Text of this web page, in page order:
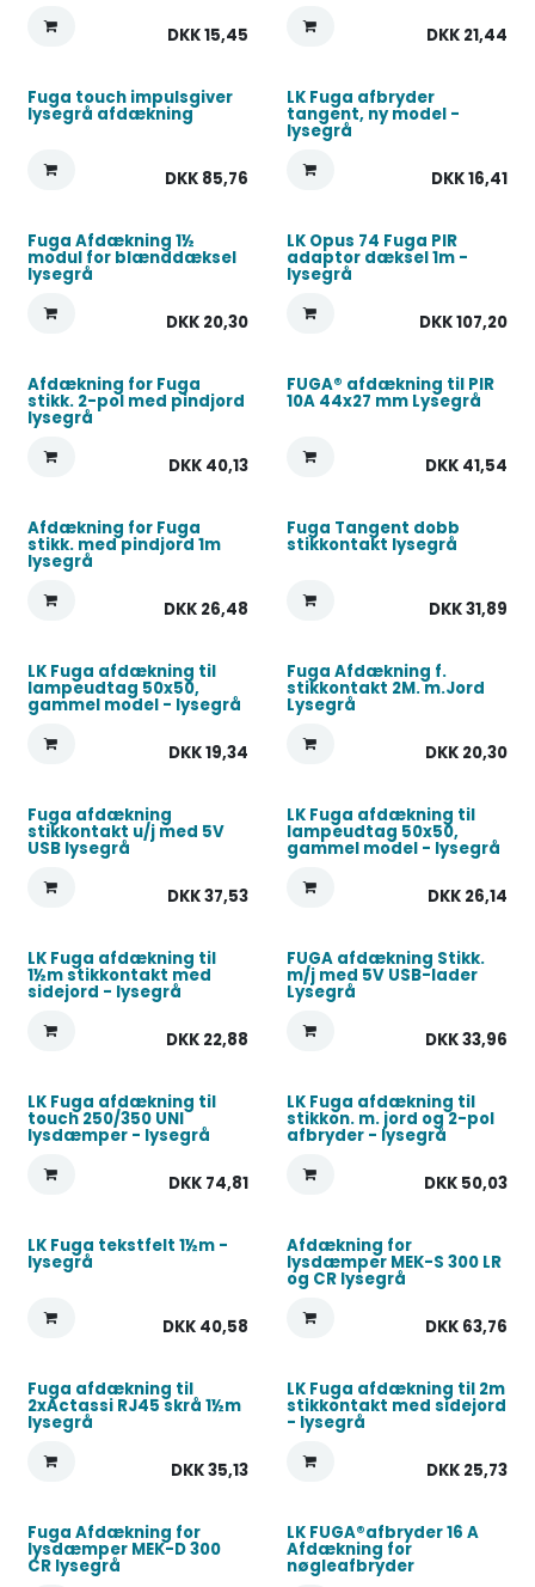
DKK15,45 DKK 21,44
Fuga touch impulsgiver
lysegrå afdækning
DKK 85,76
LK Fuga afbryder
tangent, ny model -
lysegrå
DKK16,41
Fuga Afdækning 1½
modul for blænddæksel
lysegrå
DKK 20,30
LK Opus 74 Fuga PIR
adaptor dæksel 1m -
lysegrå
DKK107,20
Afdækning for Fuga
stikk. 2-pol med pindjord
lysegrå
DKK 40,13
FUGA® afdækning til PIR
10A 44x27 mm Lysegrå
DKK 41,54
Afdækning for Fuga
stikk. med pindjord 1m
lysegrå
DKK 26,48
Fuga Tangent dobb
stikkontakt lysegrå
DKK31,89
LK Fuga afdækning til
lampeudtag 50x50,
gammel model - lysegrå
DKK19,34
Fuga Afdækning f.
stikkontakt 2M. m.Jord
Lysegrå
DKK 20,30
Fuga afdækning
stikkontakt u/j med 5V
USB lysegrå
DKK37,53
LK Fuga afdækning til
lampeudtag 50x50,
gammel model - lysegrå
DKK 26,14
LK Fuga afdækning til
1½m stikkontakt med
sidejord - lysegrå
DKK 22,88
FUGA afdækning Stikk.
m/j med 5V USB-lader
Lysegrå
DKK33,96
LK Fuga afdækning til
touch 250/350 UNI
lysdæmper - lysegrå
DKK 74,81
LK Fuga afdækning til
stikkon. m. jord og 2-pol
afbryder - lysegrå
DKK 50,03
LK Fuga tekstfelt 1½m -
lysegrå
DKK 40,58
Afdækning for
lysdæmper MEK-S 300 LR
og CR lysegrå
DKK 63,76
Fuga afdækning til
2xActassi RJ45 skrå 1½m
lysegrå
DKK35,13
LK Fuga afdækning til 2m
stikkontakt med sidejord
- lysegrå
DKK 25,73
Fuga Afdækning for
lysdæmper MEK-D 300
CR lysegrå
LK FUGA®afbryder 16 A
Afdækning for
nøgleafbryder